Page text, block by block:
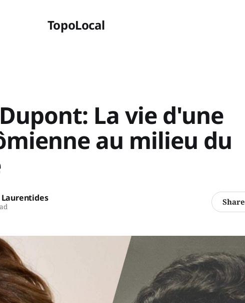
TopoLocal
La vie d'une
au milieu du
Share